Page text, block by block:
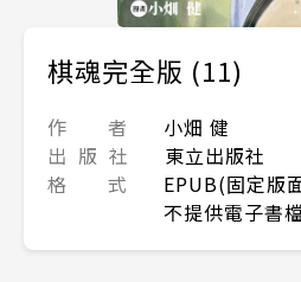
棋魂完全版 (11)
作 者
小畑 健
出 版 社
東立出版社
格 式
EPUB(固定版
不提供電子書